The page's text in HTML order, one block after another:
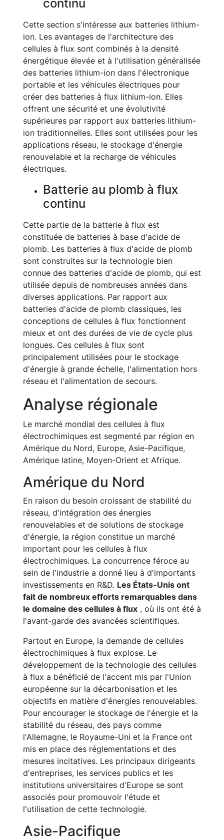
continu
Cette section s'intéresse aux batteries lithium-
ion. Les avantages de l'architecture des
cellules à flux sont combinés à la densité
énergétique élevée et à l'utilisation généralisée
des batteries lithium-ion dans l'électronique
portable et les véhicules électriques pour
créer des batteries à flux lithium-ion. Elles
offrent une sécurité et une évolutivité
supérieures par rapport aux batteries lithium-
ion traditionnelles. Elles sont utilisées pour les
applications réseau, le stockage d'énergie
renouvelable et la recharge de véhicules
électriques.
Batterie au plomb à flux
continu
Cette partie de la batterie à flux est
constituée de batteries à base d'acide de
plomb. Les batteries à flux d'acide de plomb
sont construites sur la technologie bien
connue des batteries d'acide de plomb, qui est
utilisée depuis de nombreuses années dans
diverses applications. Par rapport aux
batteries d'acide de plomb classiques, les
conceptions de cellules à flux fonctionnent
mieux et ont des durées de vie de cycle plus
longues. Ces cellules à flux sont
principalement utilisées pour le stockage
d'énergie à grande échelle, l'alimentation hors
réseau et l'alimentation de secours.
Analyse régionale
Le marché mondial des cellules à flux
électrochimiques est segmenté par région en
Amérique du Nord, Europe, Asie-Pacifique,
Amérique latine, Moyen-Orient et Afrique.
Amérique du Nord
En raison du besoin croissant de stabilité du
réseau, d'intégration des énergies
renouvelables et de solutions de stockage
d'énergie, la région constitue un marché
important pour les cellules à flux
électrochimiques. La concurrence féroce au
sein de l'industrie a donné lieu à d'importants
investissements en R&D. Les États-Unis ont
fait de nombreux efforts remarquables dans
le domaine des cellules à flux , où ils ont été à
l'avant-garde des avancées scientifiques.
Partout en Europe, la demande de cellules
électrochimiques à flux explose. Le
développement de la technologie des cellules
à flux a bénéficié de l'accent mis par l'Union
européenne sur la décarbonisation et les
objectifs en matière d'énergies renouvelables.
Pour encourager le stockage de l'énergie et la
stabilité du réseau, des pays comme
l'Allemagne, le Royaume-Uni et la France ont
mis en place des réglementations et des
mesures incitatives. Les principaux dirigeants
d'entreprises, les services publics et les
institutions universitaires d'Europe se sont
associés pour promouvoir l'étude et
l'utilisation de cette technologie.
Asie-Pacifique